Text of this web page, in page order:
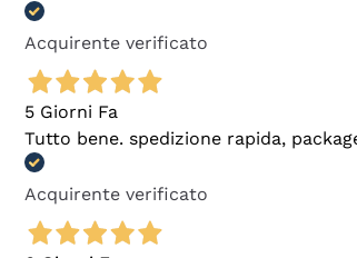
Acquirente verificato
5 Giorni Fa
Tutto bene. spedizione rapida,
Acquirente verificato